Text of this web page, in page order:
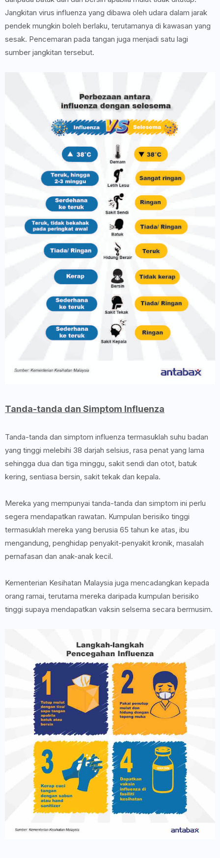
Jangkitan virus influenza yang dibawa oleh udara dalam jarak
pendek mungkin boleh berlaku, terutamanya di kawasan yang
sesak. Pencemaran pada tangan juga menjadi satu lagi
sumber jangkitan tersebut.
Tanda-tanda dan Simptom Influenza
Tanda-tanda dan simptom influenza termasuklah suhu badan
yang tinggi melebihi 38 darjah selsius, rasa penat yang lama
sehingga dua dan tiga minggu, sakit sendi dan otot, batuk
kering, sentiasa bersin, sakit tekak dan kepala.
Mereka yang mempunyai tanda-tanda dan simptom ini perlu
segera mendapatkan rawatan. Kumpulan berisiko tinggi
termasuklah mereka yang berusia 65 tahun ke atas, ibu
mengandung, penghidap penyakit-penyakit kronik, masalah
pernafasan dan anak-anak kecil.
Kementerian Kesihatan Malaysia juga mencadangkan kepada
orang ramai, terutama mereka daripada kumpulan berisiko
tinggi supaya mendapatkan vaksin selsema secara bermusim.